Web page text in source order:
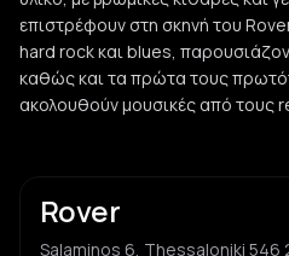
επιστρέφουν στη σκηνή του
hard rock και blues,
καθώς και τα πρώτα τους
ακολουθούν μουσικές από τους
Rover
Salaminos 6, Thessaloniki 546